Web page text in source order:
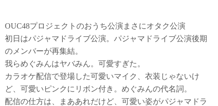
OUC48プロジェクトのおうち公演まさにオタク公演
初日はパジャマドライブ公演。パジャマドライブ公演後期
のメンバーが再集結。
我らめぐみんはヤバみん。可愛すぎた。
カラオケ配信で登場した可愛いマイク、衣装じゃないけ
ど、可愛いピンクにリボン付き。めぐみんの代名詞。
配信の仕方は、まああれだけど、可愛い姿がパジャマドラ